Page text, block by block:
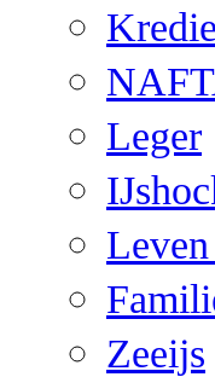
Leger
Zeeijs